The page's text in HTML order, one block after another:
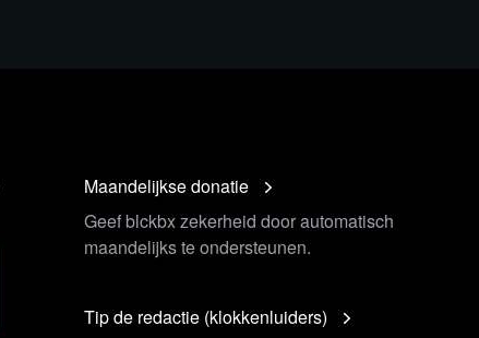
Maandelijkse donatie
Geef blckbx zekerheid door automatisch
maandelijks te ondersteunen.
Tip de redactie (klokkenluiders)